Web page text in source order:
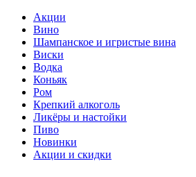
Акции
Вино
Шампанское и игристые вина
Виски
Водка
Коньяк
Ром
Крепкий алкоголь
Ликёры и настойки
Пиво
Новинки
Акции и скидки